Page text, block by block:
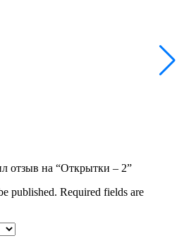
отзыв на “Открытки – 2”
published. Required fields are